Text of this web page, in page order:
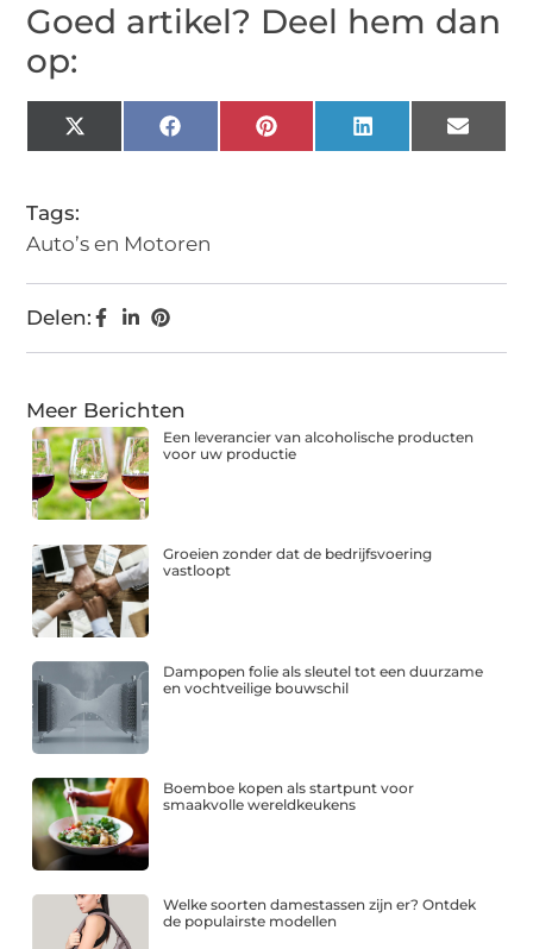
Goed artikel? Deel hem dan
op:
X
(Twitter)
FacebookPinterestLinkedIn Email
Tags:
Auto’s en Motoren
Delen:
Meer Berichten
Een leverancier van alcoholische producten
voor uw productie
Groeien zonder dat de bedrijfsvoering
vastloopt
Dampopen folie als sleutel tot een duurzame
en vochtveilige bouwschil
Boemboe kopen als startpunt voor
smaakvolle wereldkeukens
Welke soorten damestassen zijn er? Ontdek
de populairste modellen